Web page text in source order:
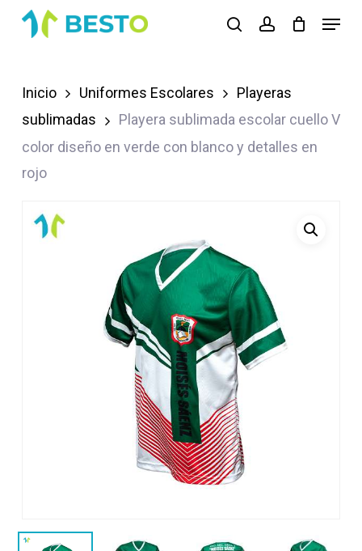
Skip
content
searchaccount
Menu
Inicio Uniformes Escolares
Playeras
sublimadas
Playera sublimada escolar cuello V
color diseño en verde con blanco y detalles en
rojo